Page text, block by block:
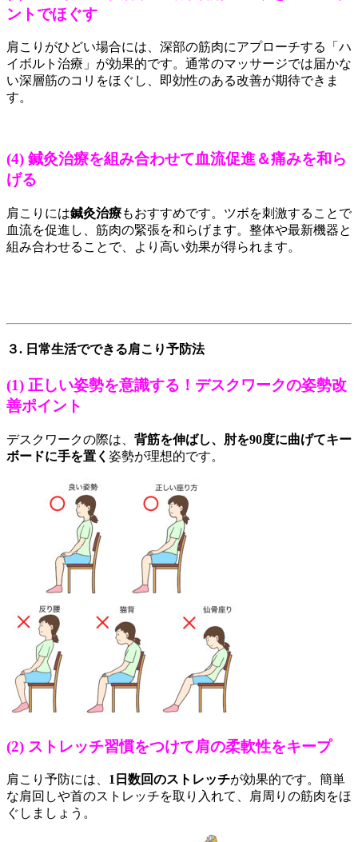
ントでほぐす
肩こりがひどい場合には、深部の筋肉にアプローチする「ハ
イボルト治療」が効果的です。通常のマッサージでは届かな
い深層筋のコリをほぐし、即効性のある改善が期待できま
す。
(4) 鍼灸治療を組み合わせて血流促進＆痛みを和ら
げる
肩こりには鍼灸治療もおすすめです。ツボを刺激することで
血流を促進し、筋肉の緊張を和らげます。整体や最新機器と
組み合わせることで、より高い効果が得られます。
３. 日常生活でできる肩こり予防法
(1) 正しい姿勢を意識する！デスクワークの姿勢改
善ポイント
デスクワークの際は、 背筋を伸ばし、肘を90度に曲げてキー
ボードに手を置く 姿勢が理想的です。
(2) ストレッチ習慣をつけて肩の柔軟性をキープ
肩こり予防には、 1日数回のストレッチが効果的です。簡単
な肩回しや首のストレッチを取り入れて、肩周りの筋肉をほ
ぐしましょう。